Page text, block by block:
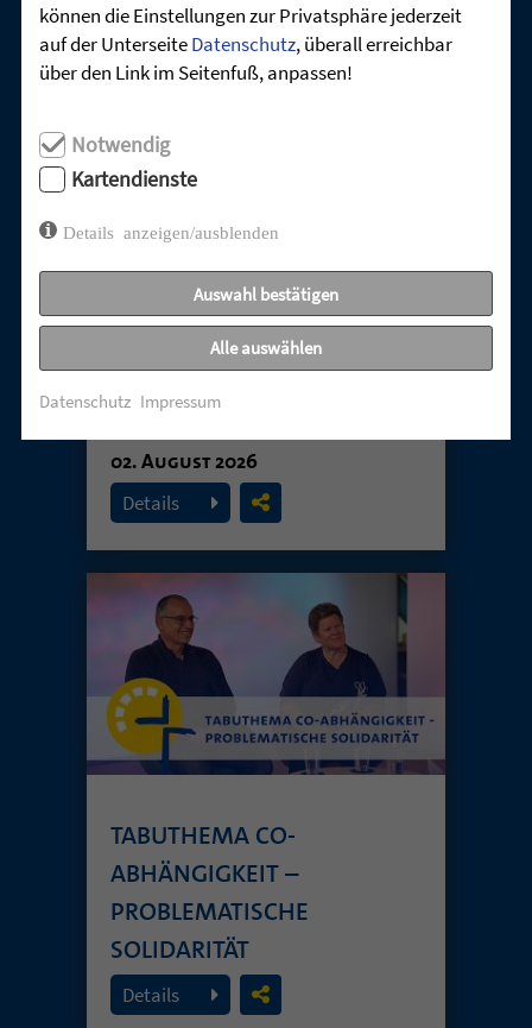
UNSERE AKTUELLEN GOTTESDIENSTE:
TABUTHEMA
ENTTÄUSCHUNG –
02. August 2026
Details
TABUTHEMA CO-
ABHÄNGIGKEIT –
PROBLEMATISCHE
SOLIDARITÄT
26. Juli 2026
Details
können die Einstellungen zur Privatsphäre jederzeit
auf der UnterseiteDatenschutz, überall erreichbar
über den Link im Seitenfuß, anpassen!
Notwendig
Kartendienste
Details anzeigen/ausblenden
Auswahl bestätigen
Alle auswählen
Datenschutz Impressum